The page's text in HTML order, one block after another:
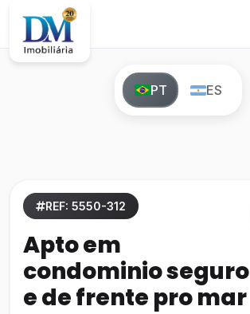
PT ES
REF: 5550-312
Apto em
condominio seguro
e de frente pro mar